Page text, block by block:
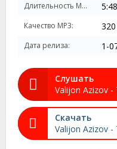
Длительность MP3: 5:48
Качество MP3:
Дата релиза: 1-
Слушать
Valijon Azizov -
Скачать
Valijon Azizov -